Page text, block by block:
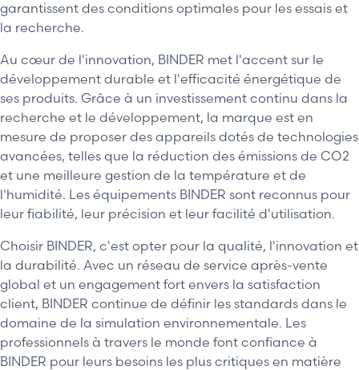
garantissent des conditions optimales pour les essais et
la recherche.
Au cœur de l'innovation, BINDER met l'accent sur le
développement durable et l'efficacité énergétique de
ses produits. Grâce à un investissement continu dans la
recherche et le développement, la marque est en
mesure de proposer des appareils dotés de technologies
avancées, telles que la réduction des émissions de CO2
et une meilleure gestion de la température et de
l'humidité. Les équipements BINDER sont reconnus pour
leur fiabilité, leur précision et leur facilité d'utilisation.
Choisir BINDER, c'est opter pour la qualité, l'innovation et
la durabilité. Avec un réseau de service après-vente
global et un engagement fort envers la satisfaction
client, BINDER continue de définir les standards dans le
domaine de la simulation environnementale. Les
professionnels à travers le monde font confiance à
BINDER pour leurs besoins les plus critiques en matière